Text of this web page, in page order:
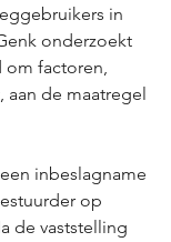
in
onderzoekt
factoren,
de maatregel
inbeslagname
op
de vaststelling